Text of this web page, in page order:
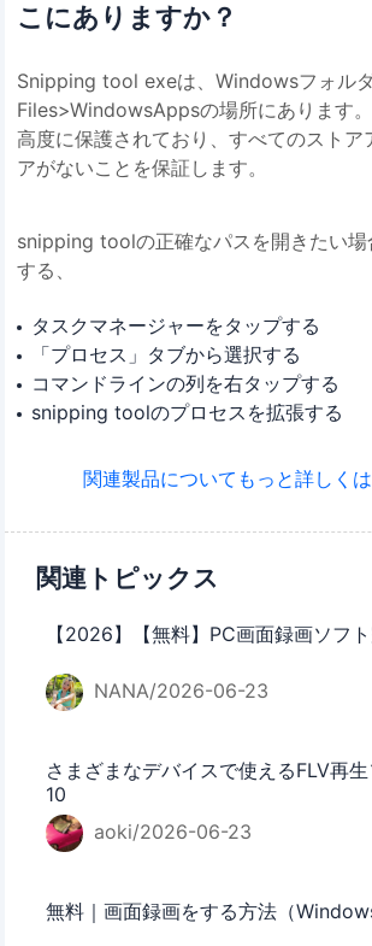
こにありますか？
Snipping tool exeは、Windowsフォル
Files>WindowsAppsの場所にあります
高度に保護されており、すべてのストア
アがないことを保証します。
snipping toolの正確なパスを開きたい場
する、
タスクマネージャーをタップする
「プロセス」タブから選択する
コマンドラインの列を右タップする
snipping toolのプロセスを拡張する
関連製品についてもっと詳しく
関連トピックス
【2026】【無料】PC画面録画ソフ
NANA/2026-06-23
さまざまなデバイスで使えるFLV再
10
aoki/2026-06-23
無料｜画面録画をする方法（